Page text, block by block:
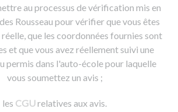
au processus de vérification mis en
Rousseau pour vérifier que vous êtes
réelle, que les coordonnées fournies sont
et que vous avez réellement suivi une
permis dans l'auto-école pour laquelle
vous soumettez un avis ;
les CGUrelatives aux avis.